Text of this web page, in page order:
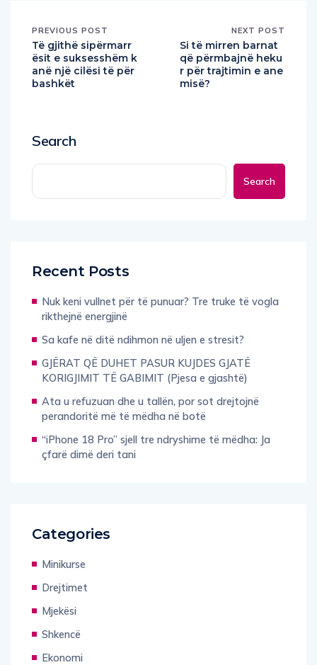
PREVIOUS POST
Të gjithë sipërmarr
ësit e suksesshëm k
anë një cilësi të për
bashkët
NEXT POST
Si të mirren barnat
që përmbajnë heku
r për trajtimin e ane
misë?
Search
Search
Recent Posts
Nuk keni vullnet për të punuar? Tre truke të vogla
rikthejnë energjinë
Sa kafe në ditë ndihmon në uljen e stresit?
GJËRAT QË DUHET PASUR KUJDES GJATË
KORIGJIMIT TË GABIMIT (Pjesa e gjashtë)
Ata u refuzuan dhe u tallën, por sot drejtojnë
perandoritë më të mëdha në botë
“iPhone 18 Pro” sjell tre ndryshime të mëdha: Ja
çfarë dimë deri tani
Categories
Minikurse
Drejtimet
Mjekësi
Shkencë
Ekonomi